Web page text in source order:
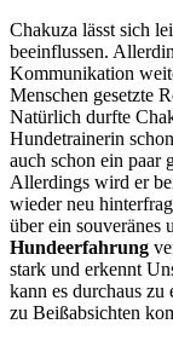
Chakuza lässt sich
beeinflussen.
Kommunikation
Menschen gesetzte
Natürlich durfte
Hundetrainerin
auch schon ein paar
Allerdings wird er
wieder neu
über ein souveränes
Hundeerfahrung
stark und erkennt
kann es durchaus zu
zu Beißabsichten